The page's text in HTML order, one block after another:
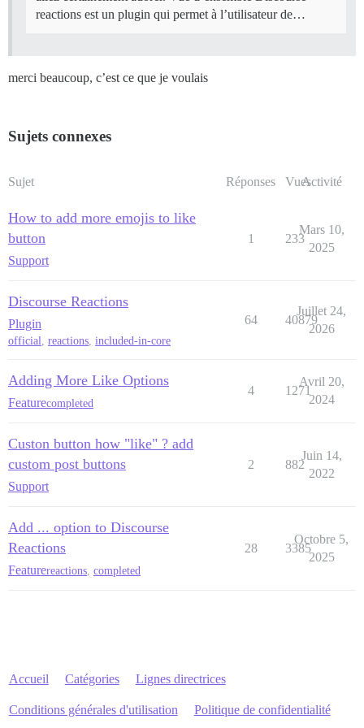
reactions est un plugin qui permet à l’utilisateur de…
merci beaucoup, c’est ce que je voulais
Sujets connexes
Sujet Réponses VuesActivité
How to add more emojis to like
button
Support
1 233
Mars 10,
2025
Discourse Reactions
Plugin
official, reactions, included-in-core
64 40879
Juillet 24,
2026
Adding More Like Options
Featurecompleted
4 1271
Avril 20,
2024
Custon button how "like" ? add
custom post buttons
Support
2 882
Juin 14,
2022
Add ... option to Discourse
Reactions
Featurereactions completed
28 3385
Octobre 5,
2025
Accueil Catégories Lignes directrices
Conditions générales d'utilisation Politique de confidentialité